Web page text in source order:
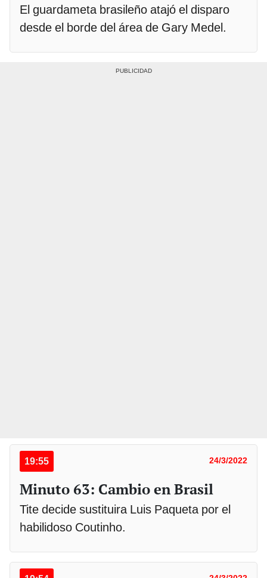
El guardameta brasileño atajó el disparo
desde el borde del área de Gary Medel.
19:55 24/3/2022
Minuto 63: Cambio en Brasil
Tite decide sustituira Luis Paqueta por el
habilidoso Coutinho.